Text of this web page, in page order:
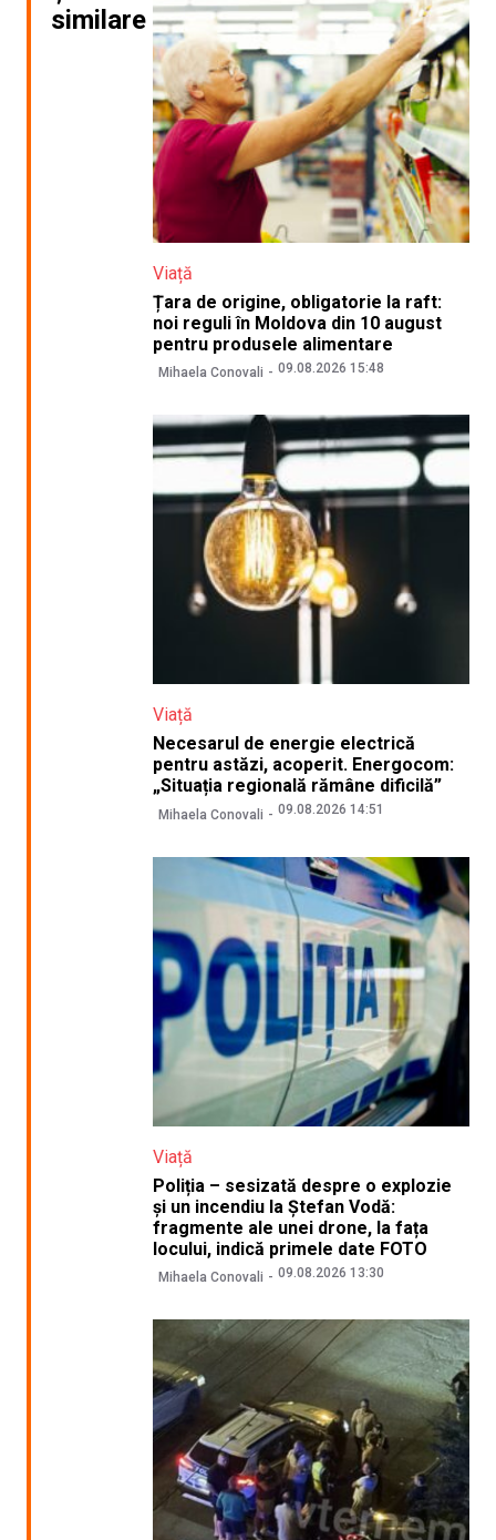
similare
Viață
Țara de origine, obligatorie la raft:
noi reguli în Moldova din 10 august
pentru produsele alimentare
Mihaela Conovali 09.08.2026 15:48
Viață
Necesarul de energie electrică
pentru astăzi, acoperit. Energocom:
„Situația regională rămâne dificilă”
Mihaela Conovali 09.08.2026 14:51
Viață
Poliția – sesizată despre o explozie
și un incendiu la Ștefan Vodă:
fragmente ale unei drone, la fața
locului, indică primele date FOTO
Mihaela Conovali 09.08.2026 13:30